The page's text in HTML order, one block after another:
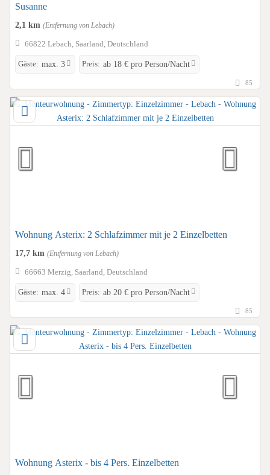
Susanne
2,1 km (Entfernung von Lebach)
66822 Lebach, Saarland, Deutschland
Gäste: max. 3 Preis: ab 18 € pro Person/Nacht
85
Wohnung Asterix: 2 Schlafzimmer mit je 2 Einzelbetten
17,7 km (Entfernung von Lebach)
66663 Merzig, Saarland, Deutschland
Gäste: max. 4 Preis: ab 20 € pro Person/Nacht
85
Wohnung Asterix - bis 4 Pers. Einzelbetten